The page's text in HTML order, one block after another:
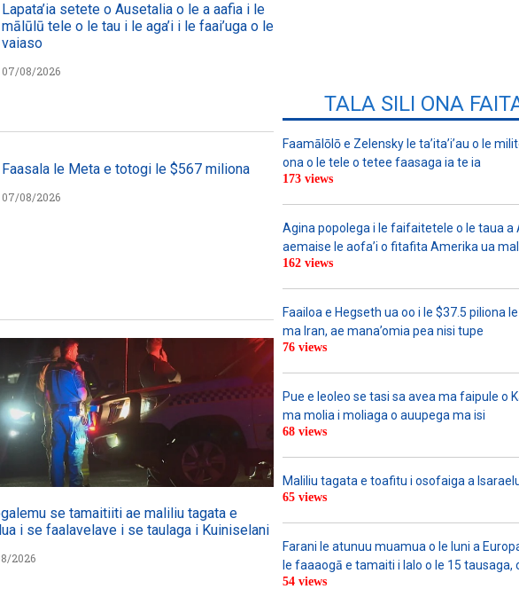
Lapata’ia setete o Ausetalia o le a aafia i le
mālūlū tele o le tau i le aga’i i le faai’uga o le
vaiaso
07/08/2026
Faasala le Meta e totogi le $567 miliona
07/08/2026
se tamaitiiti ae maliliu tagata e
i se faalavelave i se taulaga i Kuiniselani
2026
TALA SILI ONA
Faamālōlō e Zelensky le ta’ita’i’au o le
ona o le tele o tetee faasaga ia te ia
173 views
Agina popolega i le faifaitetele o le taua a
aemaise le aofa’i o fitafita Amerika ua
162 views
Faailoa e Hegseth ua oo i le $37.5 piliona
ma Iran, ae mana’omia pea nisi tupe
76 views
Pue e leoleo se tasi sa avea ma faipule o
ma molia i moliaga o auupega ma isi
68 views
Maliliu tagata e toafitu i osofaiga a
65 views
Farani le atunuu muamua o le Iuni a
le faaaogā e tamaiti i lalo o le 15 tausaga,
54 views